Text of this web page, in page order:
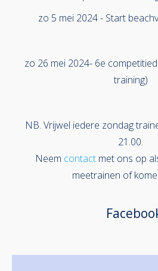
zo 5 mei 2024 - Start
zo 26 mei 2024- 6e
training)
NB. Vrijwel iedere zondag
21.00.
Neem contact met ons op
meetrainen of